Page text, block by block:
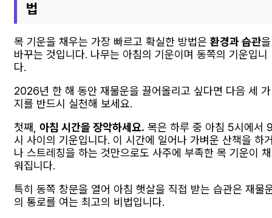
법
목 기운을 채우는 가장 빠르고 확실한 방법은 환경과 습관을
바꾸는 것입니다. 나무는 아침의 기운이며 동쪽의 기운입니
다.
2026년 한 해 동안 재물운을 끌어올리고 싶다면 다음 세 가
지를 반드시 실천해 보세요.
첫째, 아침 시간을 장악하세요. 목은 하루 중 아침 5시에서
시 사이의 기운입니다. 이 시간에 일어나 가벼운 산책을 하
나 스트레칭을 하는 것만으로도 사주에 부족한 목 기운이 채
워집니다.
특히 동쪽 창문을 열어 아침 햇살을 직접 받는 습관은 재물
의 통로를 여는 최고의 비법입니다.